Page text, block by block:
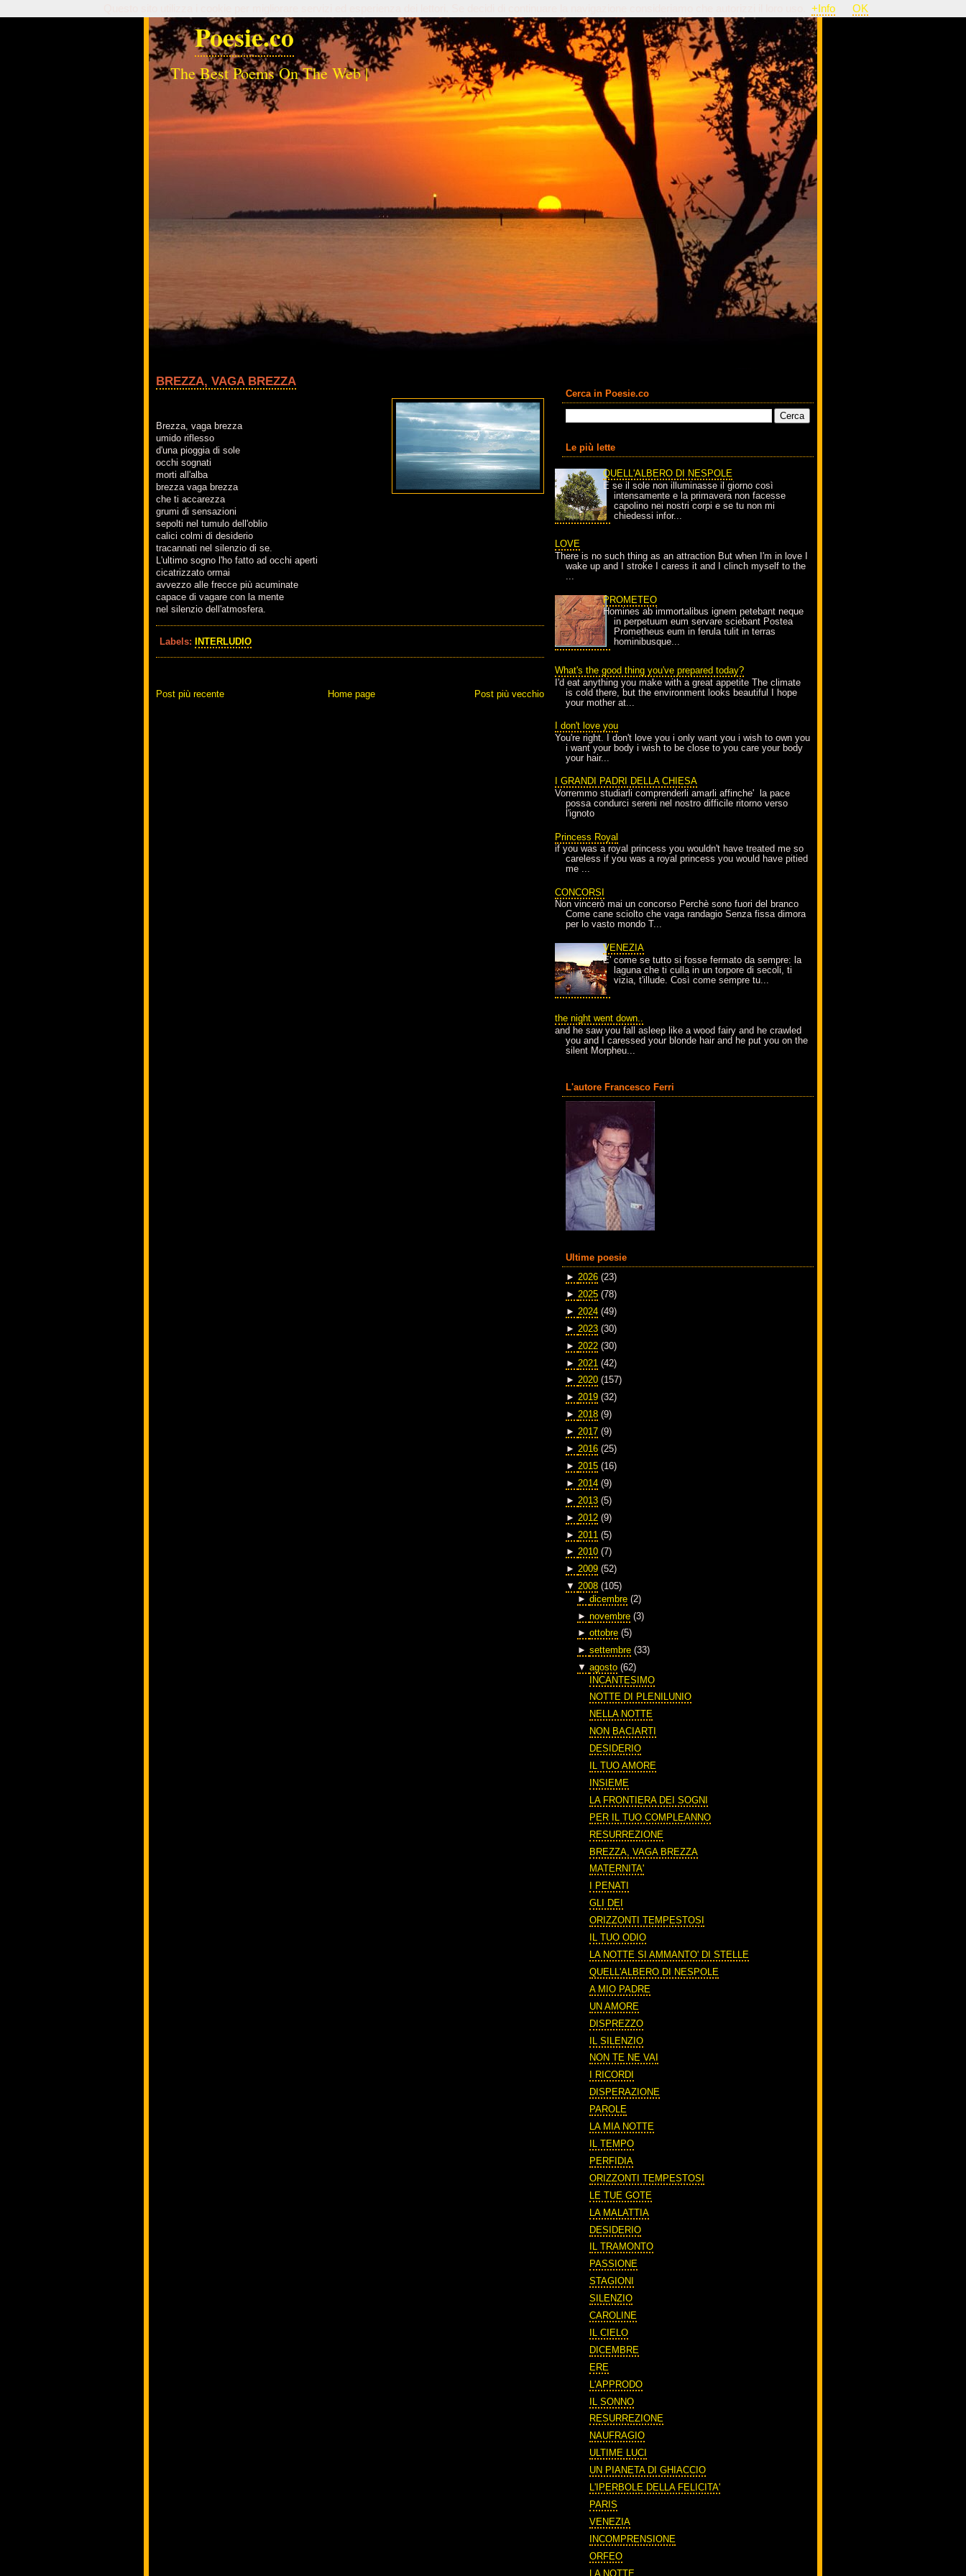
Poesie.co
The Best Poems On The Web |
BREZZA, VAGA BREZZA
Brezza, vaga brezza
umido riflesso
d'una pioggia di sole
occhi sognati
morti all'alba
brezza vaga brezza
che ti accarezza
grumi di sensazioni
sepolti nel tumulo dell'oblio
calici colmi di desiderio
tracannati nel silenzio di se.
L'ultimo sogno l'ho fatto ad occhi aperti
cicatrizzato ormai
avvezzo alle frecce più acuminate
capace di vagare con la mente
nel silenzio dell'atmosfera.
Labels: INTERLUDIO
Post più recente Post più vecchio
Home page
Cerca in Poesie.co
Le più lette
QUELL'ALBERO DI NESPOLE
E se il sole non illuminasse il giorno così
intensamente e la primavera non facesse
capolino nei nostri corpi e se tu non mi
chiedessi infor...
LOVE
There is no such thing as an attraction But when I'm in love I
wake up and I stroke I caress it and I clinch myself to the
...
PROMETEO
Homines ab immortalibus ignem petebant neque
in perpetuum eum servare sciebant Postea
Prometheus eum in ferula tulit in terras
hominibusque...
What's the good thing you've prepared today?
I'd eat anything you make with a great appetite The climate
is cold there, but the environment looks beautiful I hope
your mother at...
I don't love you
You're right. I don't love you i only want you i wish to own you
i want your body i wish to be close to you care your body
your hair...
I GRANDI PADRI DELLA CHIESA
Vorremmo studiarli comprenderli amarli affinche' la pace
possa condurci sereni nel nostro difficile ritorno verso
l'ignoto
Princess Royal
if you was a royal princess you wouldn't have treated me so
careless if you was a royal princess you would have pitied
me ...
CONCORSI
Non vincerò mai un concorso Perchè sono fuori del branco
Come cane sciolto che vaga randagio Senza fissa dimora
per lo vasto mondo T...
VENEZIA
E' come se tutto si fosse fermato da sempre: la
laguna che ti culla in un torpore di secoli, ti
vizia, t'illude. Così come sempre tu...
the night went down..
and he saw you fall asleep like a wood fairy and he crawled
you and I caressed your blonde hair and he put you on the
silent Morpheu...
L'autore Francesco Ferri
Ultime poesie
► 2026 (23)
► 2025 (78)
► 2024 (49)
► 2023 (30)
► 2022 (30)
► 2021 (42)
► 2020 (157)
► 2019 (32)
► 2018 (9)
► 2017 (9)
► 2016 (25)
► 2015 (16)
► 2014 (9)
► 2013 (5)
► 2012 (9)
► 2011 (5)
► 2010 (7)
► 2009 (52)
▼ 2008 (105)
► dicembre (2)
► novembre (3)
► ottobre (5)
► settembre (33)
▼ agosto (62)
INCANTESIMO
NOTTE DI PLENILUNIO
NELLA NOTTE
NON BACIARTI
DESIDERIO
IL TUO AMORE
INSIEME
LA FRONTIERA DEI SOGNI
PER IL TUO COMPLEANNO
RESURREZIONE
BREZZA, VAGA BREZZA
MATERNITA'
I PENATI
GLI DEI
ORIZZONTI TEMPESTOSI
IL TUO ODIO
LA NOTTE SI AMMANTO' DI STELLE
QUELL'ALBERO DI NESPOLE
A MIO PADRE
UN AMORE
DISPREZZO
IL SILENZIO
NON TE NE VAI
I RICORDI
DISPERAZIONE
PAROLE
LA MIA NOTTE
IL TEMPO
PERFIDIA
ORIZZONTI TEMPESTOSI
LE TUE GOTE
LA MALATTIA
DESIDERIO
IL TRAMONTO
PASSIONE
STAGIONI
SILENZIO
CAROLINE
IL CIELO
DICEMBRE
ERE
L'APPRODO
IL SONNO
RESURREZIONE
NAUFRAGIO
ULTIME LUCI
UN PIANETA DI GHIACCIO
L'IPERBOLE DELLA FELICITA'
PARIS
VENEZIA
INCOMPRENSIONE
ORFEO
LA NOTTE
+Info OK